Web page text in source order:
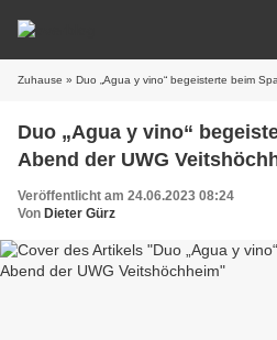
Zuhause » Duo „Agua y vino“ begeisterte beim
Duo „Agua y vino“
Abend der UWG
Veröffentlicht am 24.06.2023 08:24
Von Dieter Gürz